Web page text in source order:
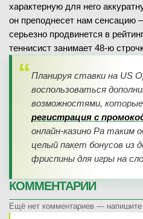
характерную для него
он преподнесет нам сенсацию
серьезно продвинется в
теннисист занимает 48-ю
Планируя ставки на US
воспользоваться
возможностями,
регистрация с
онлайн-казино Ра таким
целый пакет бонусов из
фриспины для игры на
КОММЕНТАРИИ
Ещё нет комментариев —